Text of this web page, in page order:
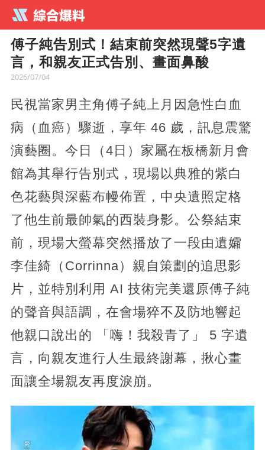
傅子純告別式！結束前突然現聲5字遺
言，和親友正式告別、畫面鼻酸
2026/07/04
民視當家男主角傅子純上月因急性白血
病（血癌）驟逝，享年 46 歲，訊息震驚
演藝圈。今日（4日）家屬在板橋新月會
館為其舉行告別式，現場以典雅的紫白
色花藝與深藍布幔佈置，中央遺照定格
了他生前最帥氣的西裝身影。公祭結束
前，現場大螢幕突然播放了一段由遺孀
李佳綺（Corrinna）親自策劃的追思影
片，並特別利用 AI 技術完美還原傅子純
的聲音與語調，在會場猝不及防地響起
他親口說出的 「嗨！我殺青了」 5 字遺
言，向親友進行人生最終謝幕，揪心畫
面讓全場親友再度淚崩。